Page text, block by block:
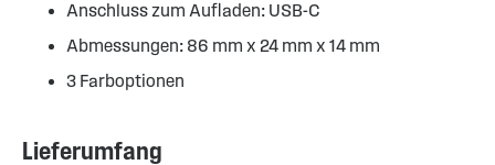
Anschluss zum Aufladen: USB-C
Abmessungen: 86 mm x 24 mm x 14 mm
3 Farboptionen
Lieferumfang